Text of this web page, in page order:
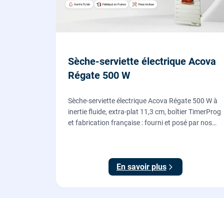
Sèche-serviette électrique Acova
Régate 500 W
Sèche-serviette électrique Acova Régate 500 W à
inertie fluide, extra-plat 11,3 cm, boîtier TimerProg
et fabrication française : fourni et posé par nos
En savoir plus